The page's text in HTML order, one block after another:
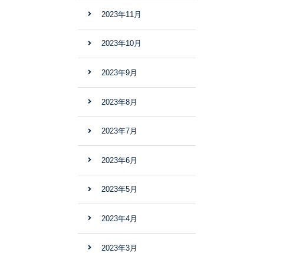
2023年11月
2023年10月
2023年9月
2023年8月
2023年7月
2023年6月
2023年5月
2023年4月
2023年3月